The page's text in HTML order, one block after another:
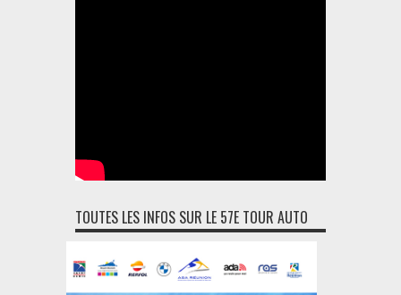
TOUTES LES INFOS SUR LE 57E TOUR AUTO